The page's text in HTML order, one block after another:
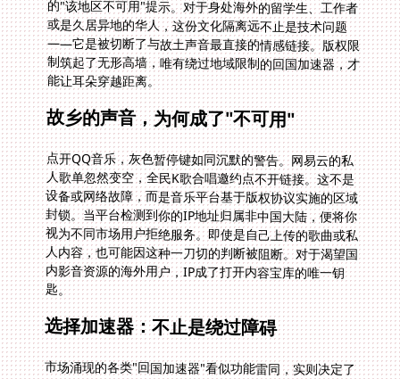
能让耳朵穿越距离。
故乡的声音，为何成了"不可用"
点开QQ音乐，灰色暂停键如同沉默的警告。网易云的私
人歌单忽然变空，全民K歌合唱邀约点不开链接。这不是
设备或网络故障，而是音乐平台基于版权协议实施的区域
封锁。当平台检测到你的IP地址归属非中国大陆，便将你
视为不同市场用户拒绝服务。即使是自己上传的歌曲或私
人内容，也可能因这种一刀切的判断被阻断。对于渴望国
内影音资源的海外用户，IP成了打开内容宝库的唯一钥
匙。
选择加速器：不止是绕过障碍
市场涌现的各类"回国加速器"看似功能雷同，实则决定了
体验天壤之别。真正满足海外用户需求的工具不只是解锁
限制，更要让使用过程顺畅无感。稳定的高带宽保证了音
乐无损流畅播放；专业的回国专线而非公共节点避免高峰
期卡顿；多设备支持则让听音乐变成随时随地的自由切换
——电脑工作时同步歌单，手机健身听播客，平板居家跟
着全民K歌练唱。这些看似琐碎的细节，才是打通文化隔